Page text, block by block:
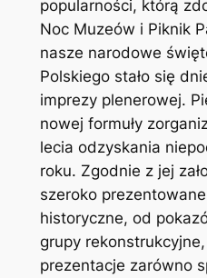
popularności, którą
Noc Muzeów i Piknik
nasze narodowe
Polskiego stało się
imprezy plenerowej.
nowej formuły
lecia odzyskania
roku. Zgodnie z jej
szeroko
historyczne, od
grupy
prezentacje zarówno